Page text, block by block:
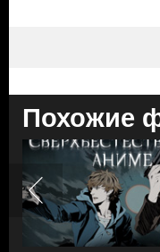
Похожие